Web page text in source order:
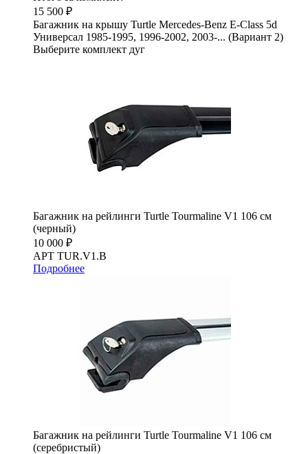
15 500 ₽
Багажник на крышу Turtle Mercedes-Benz E-Class 5d
Универсал 1985-1995, 1996-2002, 2003-... (Вариант 2)
Выберите комплект дуг
Багажник на рейлинги Turtle Tourmaline V1 106 см
(черный)
10 000 ₽
АРТ TUR.V1.B
Подробнее
Багажник на рейлинги Turtle Tourmaline V1 106 см
(серебристый)